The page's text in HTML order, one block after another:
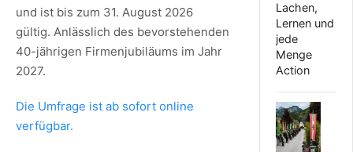
und ist bis zum 31. August 2026
gültig. Anlässlich des bevorstehenden
40-jährigen Firmenjubiläums im Jahr
2027.
Die Umfrage ist ab sofort online
verfügbar.
Lachen,
Lernen und
jede
Menge
Action